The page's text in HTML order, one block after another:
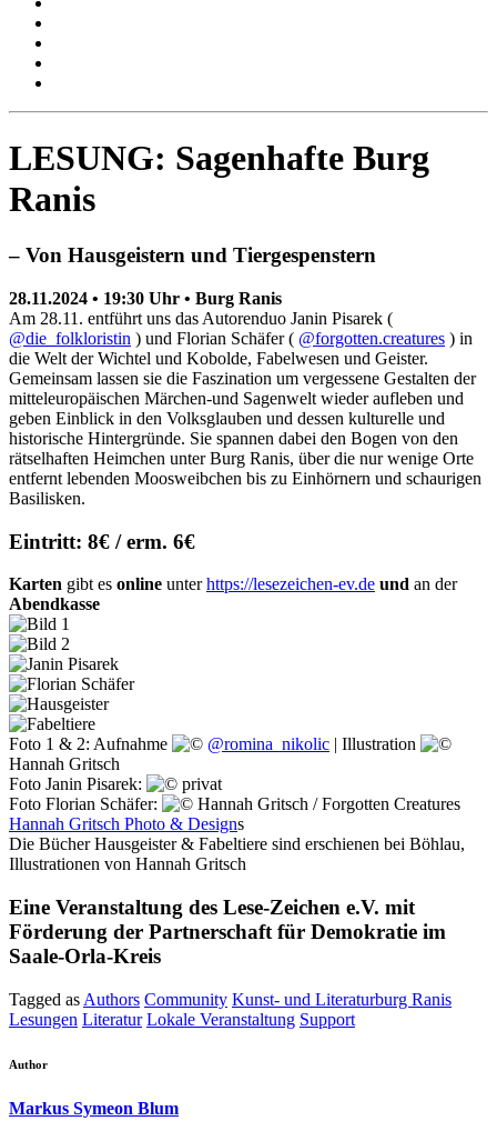
LESUNG: Sagenhafte Burg
Ranis
– Von Hausgeistern und Tiergespenstern
28.11.2024 • 19:30 Uhr • Burg Ranis
Am 28.11. entführt uns das Autorenduo Janin Pisarek (
@die_folkloristin ) und Florian Schäfer ( @forgotten.creatures ) in
die Welt der Wichtel und Kobolde, Fabelwesen und Geister.
Gemeinsam lassen sie die Faszination um vergessene Gestalten der
mitteleuropäischen Märchen-und Sagenwelt wieder aufleben und
geben Einblick in den Volksglauben und dessen kulturelle und
historische Hintergründe. Sie spannen dabei den Bogen von den
rätselhaften Heimchen unter Burg Ranis, über die nur wenige Orte
entfernt lebenden Moosweibchen bis zu Einhörnern und schaurigen
Basilisken.
Eintritt: 8€ / erm. 6€
Karten gibt es online unterhttps://lesezeichen-ev.de und an der
Abendkasse
Foto 1 & 2: Aufnahme @romina_nikolic | Illustration
Hannah Gritsch
Foto Janin Pisarek:
privat
Foto Florian Schäfer:
Hannah Gritsch / Forgotten Creatures
Hannah Gritsch Photo & Designs
Die Bücher Hausgeister & Fabeltiere sind erschienen bei Böhlau,
Illustrationen von Hannah Gritsch
Eine Veranstaltung des Lese-Zeichen e.V. mit
Förderung der Partnerschaft für Demokratie im
Saale-Orla-Kreis
Tagged as Authors Community Kunst- und Literaturburg Ranis
Lesungen Literatur Lokale Veranstaltung Support
Author
Markus Symeon Blum